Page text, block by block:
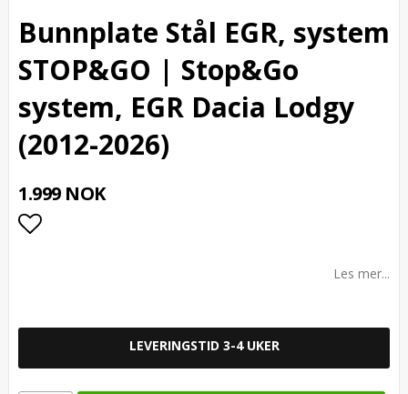
Bunnplate Stål EGR, system
STOP&GO | Stop&Go
system, EGR Dacia Lodgy
(2012-2026)
1.999 NOK
Les mer...
LEVERINGSTID 3-4 UKER